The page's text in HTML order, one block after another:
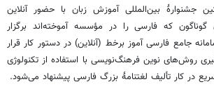
۱۴۰۱ نخستین جشنوارۀ بین‌المللی آموزش زبان با حضور آنلاین
گوناگون که فارسی را در مؤسسه آموخته‌اند برگزار
جامع فارسی آموز برخط (آنلاین) در دستور کار قرار
روش‌های نوین فرهنگ‌نویسی با استفاده از تکنولوژی
در کار تألیف لغتنامۀ بزرگ فارسی پیشنهاد می‌شود.